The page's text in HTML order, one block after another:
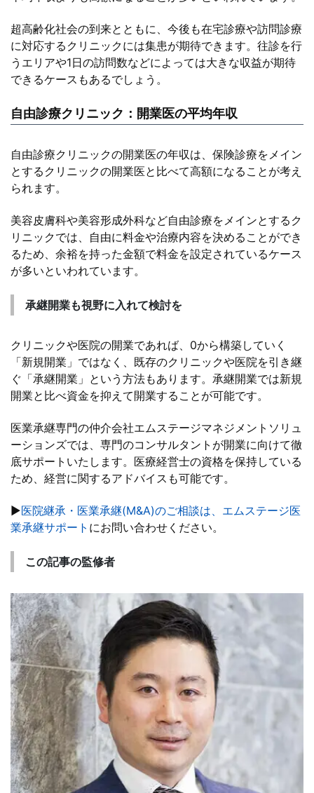
超高齢化社会の到来とともに、今後も在宅診療や訪問診療
に対応するクリニックには集患が期待できます。往診を行
うエリアや1日の訪問数などによっては大きな収益が期待
できるケースもあるでしょう。
自由診療クリニック：開業医の平均年収
自由診療クリニックの開業医の年収は、保険診療をメイン
とするクリニックの開業医と比べて高額になることが考え
られます。
美容皮膚科や美容形成外科など自由診療をメインとするク
リニックでは、自由に料金や治療内容を決めることができ
るため、余裕を持った金額で料金を設定されているケース
が多いといわれています。
承継開業も視野に入れて検討を
クリニックや医院の開業であれば、0から構築していく
「新規開業」ではなく、既存のクリニックや医院を引き継
ぐ「承継開業」という方法もあります。承継開業では新規
開業と比べ資金を抑えて開業することが可能です。
医業承継専門の仲介会社エムステージマネジメントソリュ
ーションズでは、専門のコンサルタントが開業に向けて徹
底サポートいたします。医療経営士の資格を保持している
ため、経営に関するアドバイスも可能です。
▶医院継承・医業承継(M&A)のご相談は、エムステージ医
業承継サポート にお問い合わせください。
この記事の監修者